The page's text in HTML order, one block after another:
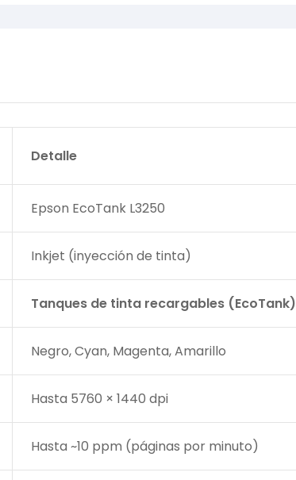
Detalle
Epson EcoTank L3250
Inkjet (inyección de tinta)
Tanques de tinta recargables (EcoTank)
Negro, Cyan, Magenta, Amarillo
Hasta 5760 × 1440 dpi
Hasta ~10 ppm (páginas por minuto)